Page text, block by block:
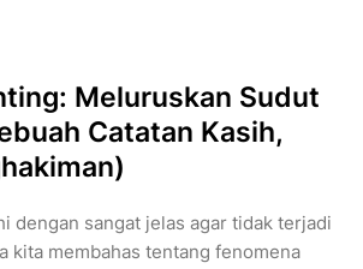
Meluruskan Sudut
Catatan Kasih,
dengan sangat jelas agar tidak terjadi
kita membahas tentang fenomena